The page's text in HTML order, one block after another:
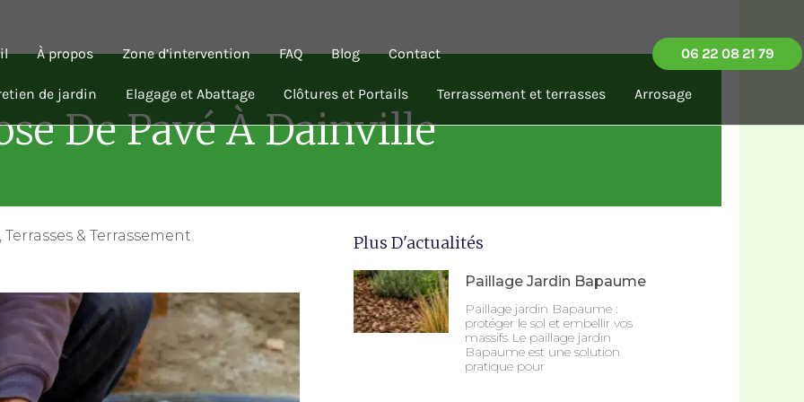
À propos Zone d’intervention FAQ Blog Contact 06 22 08 21 79
de jardin Elagage et Abattage Clôtures et Portails Terrassement et terrasses Arrosage
De Pavé À Dainville
,Terrasses & Terrassement Plus D'actualités
Paillage Jardin Bapaume
Paillage jardin Bapaume :
protéger le sol et embellir vos
massifs Le paillage jardin
Bapaume est une solution
pratique pour